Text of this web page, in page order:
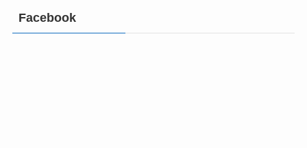
Facebook